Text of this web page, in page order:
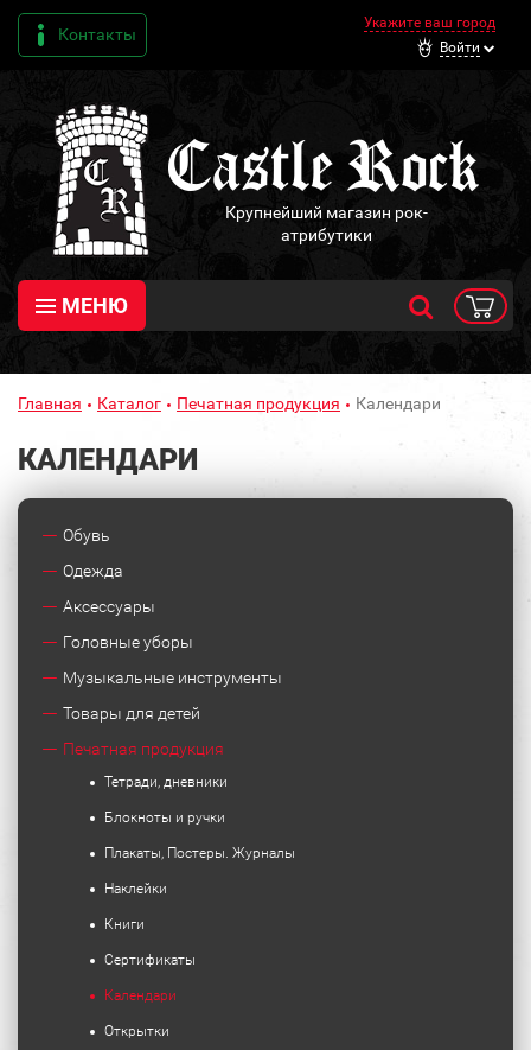
Контакты
Укажите ваш город
Войти
Крупнейший магазин рок-
атрибутики
МЕНЮ
Главная Каталог Печатная продукция Календари
КАЛЕНДАРИ
Обувь
Одежда
Аксессуары
Головные уборы
Музыкальные инструменты
Товары для детей
Печатная продукция
Тетради, дневники
Блокноты и ручки
Плакаты, Постеры. Журналы
Наклейки
Книги
Сертификаты
Календари
Открытки